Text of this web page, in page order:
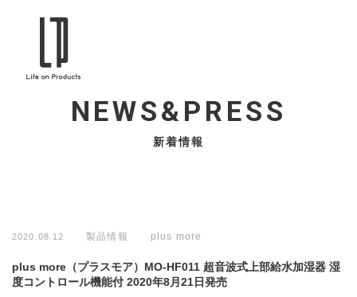
NEWS&PRESS
新着情報
2020.08.12 製品情報 plus more
plus more（プラスモア）MO-HF011 超音波式上部給水加湿器 湿
度コントロール機能付 2020年8月21日発売